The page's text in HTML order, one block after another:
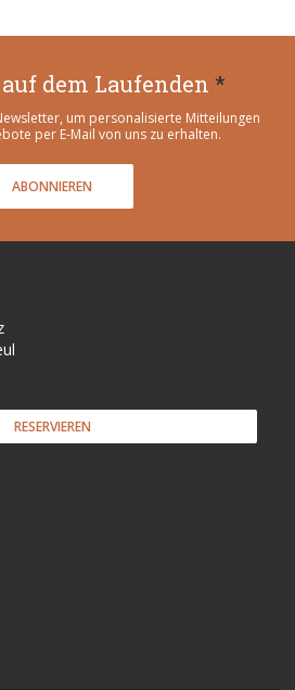
dem Laufenden *
um personalisierte Mitteilungen
per E-Mail von uns zu erhalten.
ABONNIEREN
RESERVIEREN
neues Fenster))
ein neues Fenster))
((öffnet ein neues Fenster))